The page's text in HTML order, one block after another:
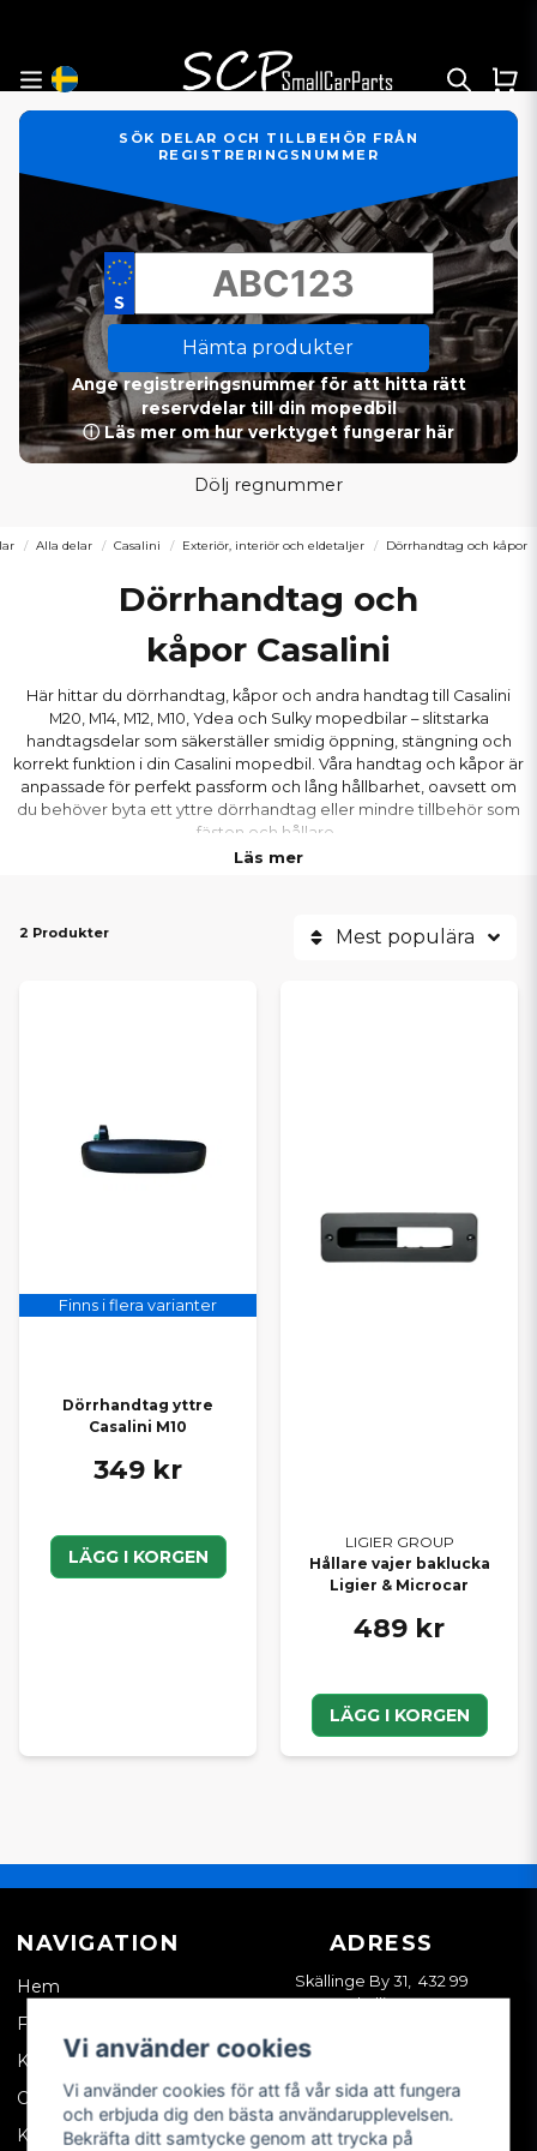
SÖK DELAR OCH TILLBEHÖR FRÅN
REGISTRERINGSNUMMER
Hämta produkter
Ange registreringsnummer för att hitta rätt
reservdelar till din mopedbil
ⓘ Läs mer om hur verktyget fungerar här
Dölj regnummer
Alla delar Casalini Exteriör, interiör och eldetaljer Dörrhandtag och kåpor
Dörrhandtag och
kåpor Casalini
Här hittar du dörrhandtag, kåpor och andra handtag till Casalini
M20, M14, M12, M10, Ydea och Sulky mopedbilar – slitstarka
handtagsdelar som säkerställer smidig öppning, stängning och
korrekt funktion i din Casalini mopedbil. Våra handtag och kåpor är
anpassade för perfekt passform och lång hållbarhet, oavsett om
du behöver byta ett yttre dörrhandtag eller mindre tillbehör som
fästen och hållare.
Läs mer
2 Produkter Mest populära
Finns i flera varianter
Dörrhandtag yttre
Casalini M10
349 kr
LÄGG I KORGEN
LIGIER GROUP
Hållare vajer baklucka
Ligier & Microcar
489 kr
LÄGG I KORGEN
NAVIGATION
Hem
Företagskund
Kontakta oss
Om oss
Köpvillkor
ADRESS
Skällinge By 31, 432 99
Skällinge
Vi använder cookies
Vi använder cookies för att få vår sida att fungera
och erbjuda dig den bästa användarupplevelsen.
Bekräfta ditt samtycke genom att trycka på